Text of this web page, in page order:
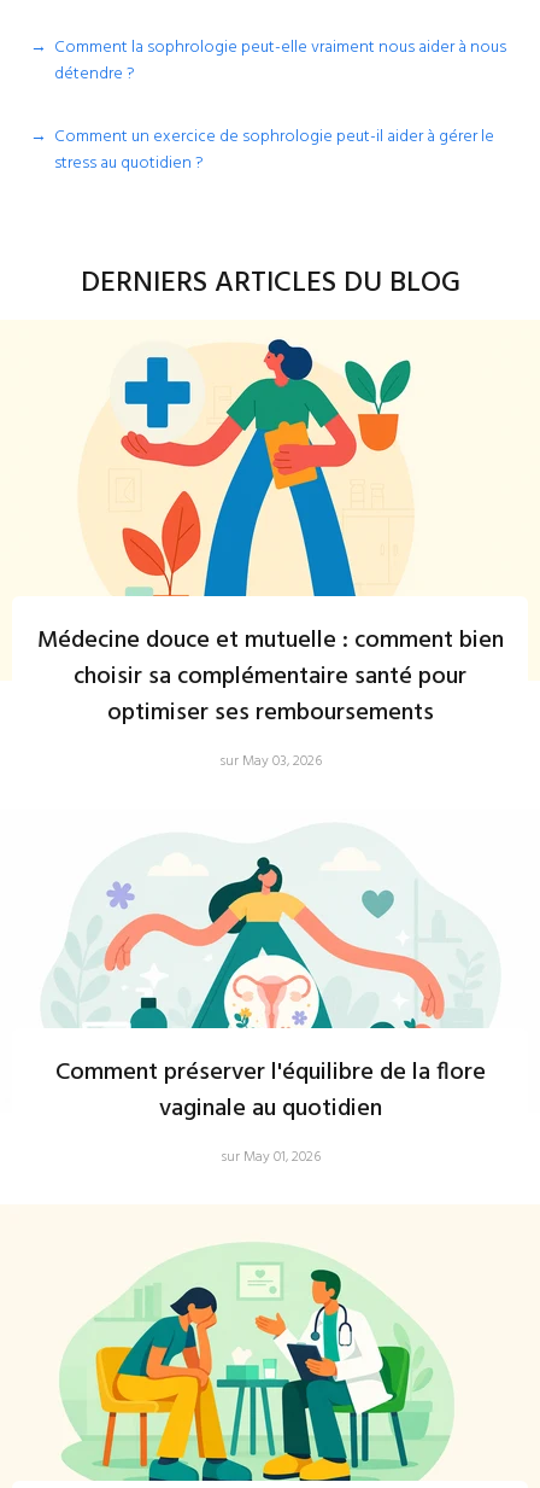
Comment la sophrologie peut-elle vraiment nous aider à nous
détendre ?
Comment un exercice de sophrologie peut-il aider à gérer le
stress au quotidien ?
DERNIERS ARTICLES DU BLOG
Médecine douce et mutuelle : comment bien
choisir sa complémentaire santé pour
optimiser ses remboursements
sur May 03, 2026
Comment préserver l'équilibre de la flore
vaginale au quotidien
sur May 01, 2026